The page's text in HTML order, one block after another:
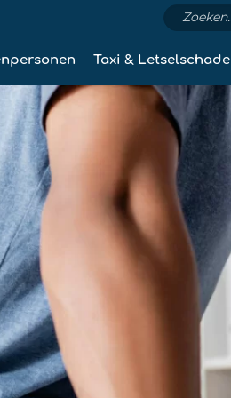
Taxi & Letselschade